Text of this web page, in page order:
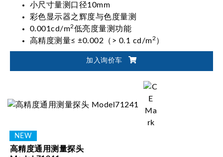
小尺寸量测口径10mm
彩色显示器之辉度与色度量测
0.001cd/m2低亮度量测功能
高精度测量≤ ±0.002（> 0.1 cd/m2）
加入询价车
高精度通用测量探头